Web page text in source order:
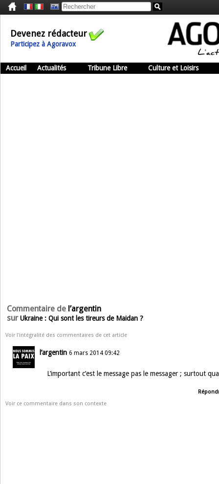
Devenez rédacteur
Participez à Agoravox
Accueil Actualités Tribune Libre Culture et Loisirs
Commentaire de l’argentin
surUkraine : Qui sont les tireurs de Maidan ?
Voir l'intégralité des commentaires de cet article
l’argentin 6 mars 2014 09:42
L’important c’est le message pas le messager ; surtout
Voir ce commentaire dans son contexte